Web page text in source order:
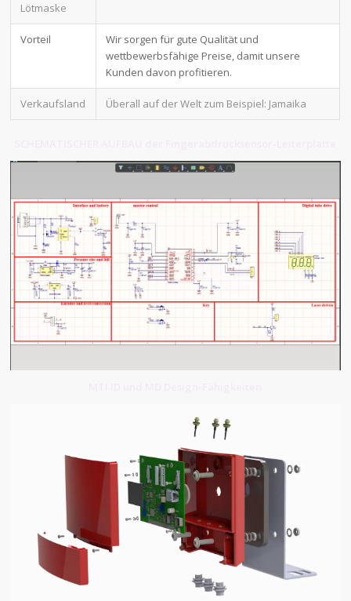
Lötmaske
Vorteil
Wir sorgen für gute Qualität und
wettbewerbsfähige Preise, damit unsere
Kunden davon profitieren.
Verkaufsland Überall auf der Welt zum Beispiel: Jamaika